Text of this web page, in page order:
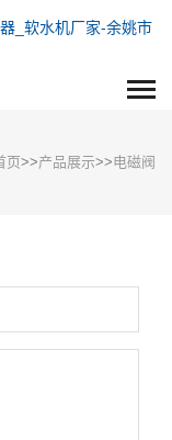
页>>产品展示>>电磁阀